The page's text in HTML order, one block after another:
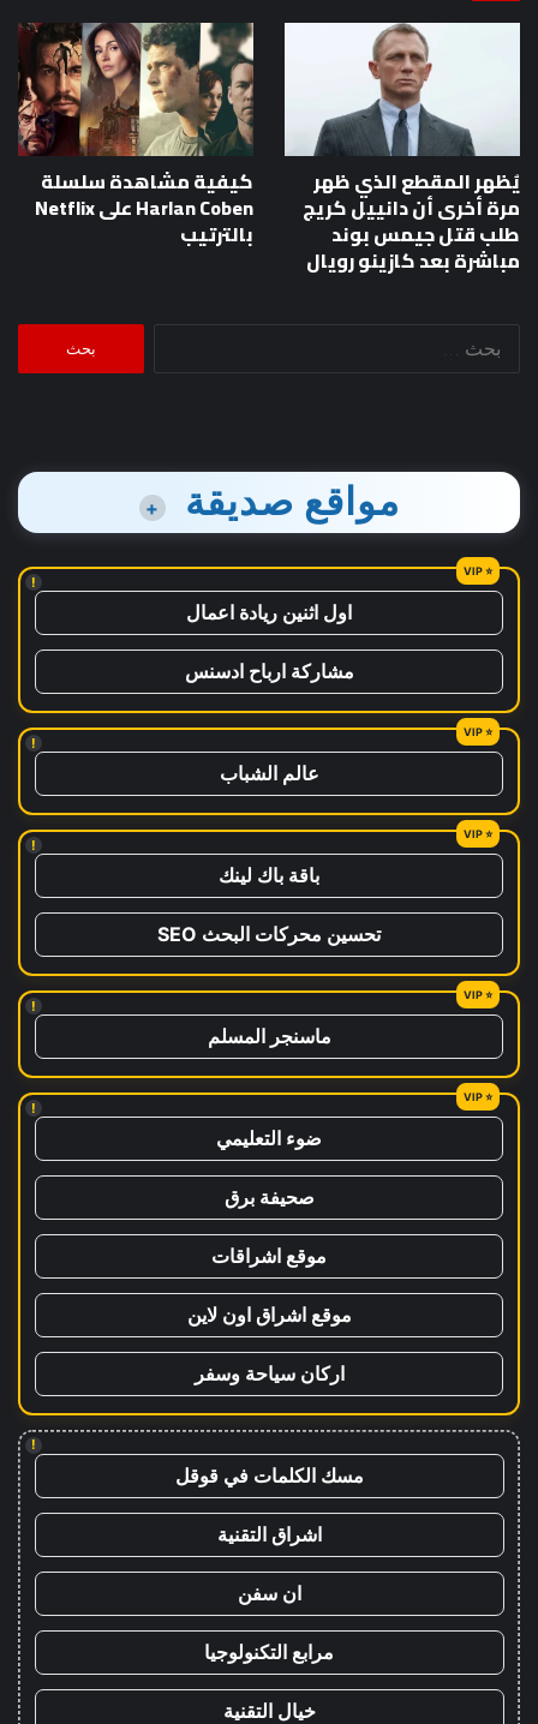
يُظهر المقطع الذي ظهر
مرة أخرى أن دانييل كريج
طلب قتل جيمس بوند
مباشرة بعد كازينو رويال
كيفية مشاهدة سلسلة
Harlan Coben على Netflix
بالترتيب
البحث
مواقع صديقة +
!
اول اثنين ريادة اعمال
مشاركة ارباح ادسنس
!
عالم الشباب
!
باقة باك لينك
تحسين محركات البحث SEO
!
ماسنجر المسلم
!
ضوء التعليمي
صحيفة برق
موقع اشراقات
موقع اشراق اون لاين
اركان سياحة وسفر
!
مسك الكلمات في قوقل
اشراق التقنية
ان سفن
مرابع التكنولوجيا
خيال التقنية